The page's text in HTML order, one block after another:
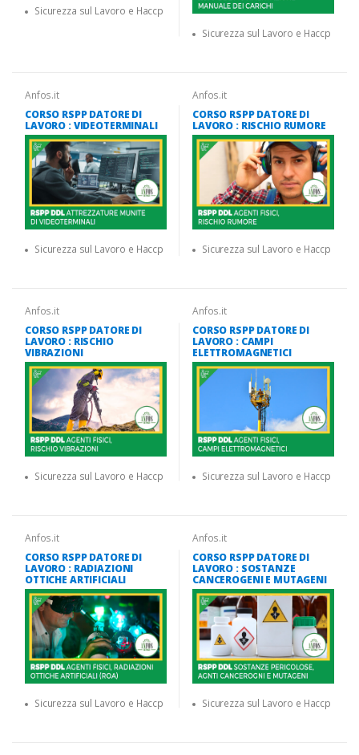
Sicurezza sul Lavoro e Haccp
Sicurezza sul Lavoro e Haccp
Anfos.it
CORSO RSPP DATORE DI
LAVORO : VIDEOTERMINALI
Sicurezza sul Lavoro e Haccp
Anfos.it
CORSO RSPP DATORE DI
LAVORO : RISCHIO RUMORE
Sicurezza sul Lavoro e Haccp
Anfos.it
CORSO RSPP DATORE DI
LAVORO : RISCHIO
VIBRAZIONI
Sicurezza sul Lavoro e Haccp
Anfos.it
CORSO RSPP DATORE DI
LAVORO : CAMPI
ELETTROMAGNETICI
Sicurezza sul Lavoro e Haccp
Anfos.it
CORSO RSPP DATORE DI
LAVORO : RADIAZIONI
OTTICHE ARTIFICIALI
Sicurezza sul Lavoro e Haccp
Anfos.it
CORSO RSPP DATORE DI
LAVORO : SOSTANZE
CANCEROGENI E MUTAGENI
Sicurezza sul Lavoro e Haccp